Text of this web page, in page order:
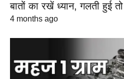
बातों का रखें ध्यान, गलती हुई
4 months ago